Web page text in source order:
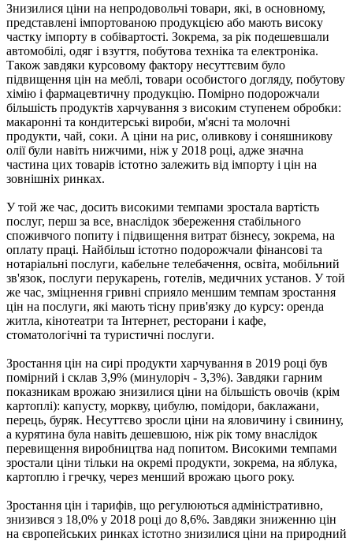
Знизилися ціни на непродовольчі товари, які, в основному,
представлені імпортованою продукцією або мають високу
частку імпорту в собівартості. Зокрема, за рік подешевшали
автомобілі, одяг і взуття, побутова техніка та електроніка.
Також завдяки курсовому фактору несуттєвим було
підвищення цін на меблі, товари особистого догляду, побутову
хімію і фармацевтичну продукцію. Помірно подорожчали
більшість продуктів харчування з високим ступенем обробки:
макаронні та кондитерські вироби, м'ясні та молочні
продукти, чай, соки. А ціни на рис, оливкову і соняшникову
олії були навіть нижчими, ніж у 2018 році, адже значна
частина цих товарів істотно залежить від імпорту і цін на
зовнішніх ринках.
У той же час, досить високими темпами зростала вартість
послуг, перш за все, внаслідок збереження стабільного
споживчого попиту і підвищення витрат бізнесу, зокрема, на
оплату праці. Найбільш істотно подорожчали фінансові та
нотаріальні послуги, кабельне телебачення, освіта, мобільний
зв'язок, послуги перукарень, готелів, медичних установ. У той
же час, зміцнення гривні сприяло меншим темпам зростання
цін на послуги, які мають тісну прив'язку до курсу: оренда
житла, кінотеатри та Інтернет, ресторани і кафе,
стоматологічні та туристичні послуги.
Зростання цін на сирі продукти харчування в 2019 році був
помірний і склав 3,9% (минулоріч - 3,3%). Завдяки гарним
показникам врожаю знизилися ціни на більшість овочів (крім
картоплі): капусту, моркву, цибулю, помідори, баклажани,
перець, буряк. Несуттєво зросли ціни на яловичину і свинину,
а курятина була навіть дешевшою, ніж рік тому внаслідок
перевищення виробництва над попитом. Високими темпами
зростали ціни тільки на окремі продукти, зокрема, на яблука,
картоплю і гречку, через менший врожаю цього року.
Зростання цін і тарифів, що регулюються адміністративно,
знизився з 18,0% у 2018 році до 8,6%. Завдяки зниженню цін
на європейських ринках істотно знизилися ціни на природний